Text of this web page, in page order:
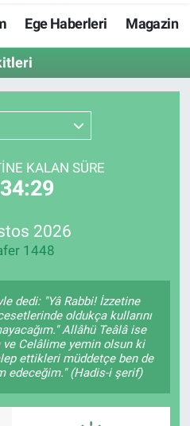
Ege Haberleri Magazin
KALAN SÜRE
2026
1448
dedi: "Yâ Rabbi! İzzetine
oldukça kullarını
Allâhü Teâlâ ise
Celâlime yemin olsun ki
ettikleri müddetçe ben de
edeceğim." (Hadis-i şerif)